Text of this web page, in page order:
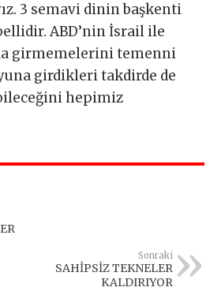
3 semavi dinin başkenti
ABD’nin İsrail ile
girmemelerini temenni
girdikleri takdirde de
hepimiz
Sonraki
SAHİPSİZ TEKNELER
KALDIRIYOR